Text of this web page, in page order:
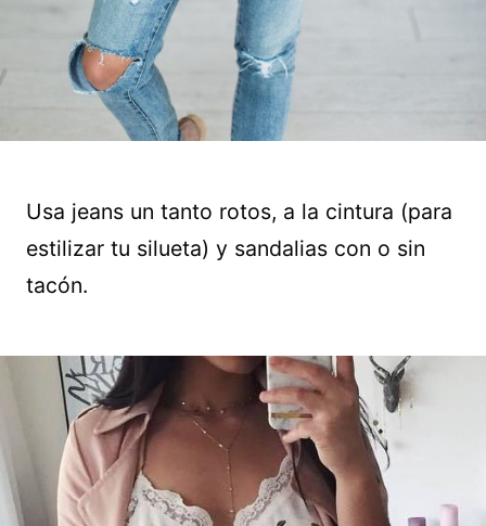
Usa jeans un tanto rotos, a la cintura (para
estilizar tu silueta) y sandalias con o sin
tacón.